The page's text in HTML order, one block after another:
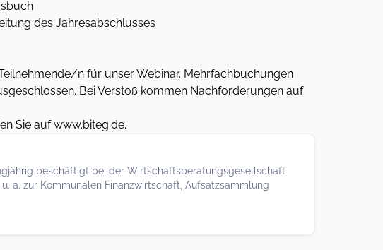
des Jahresabschlusses
n für unser Webinar. Mehrfachbuchungen
Bei Verstoß kommen Nachforderungen auf
Sie auf www.biteg.de.
beschäftigt bei der Wirtschaftsberatungsgesellschaft
a. zur Kommunalen Finanzwirtschaft, Aufsatzsammlung